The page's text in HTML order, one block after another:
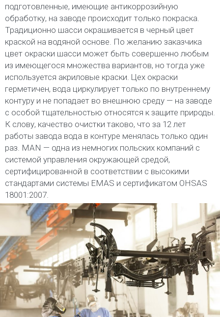
подготовленные, имеющие антикоррозийную
обработку, на заводе происходит только покраска.
Традиционно шасси окрашивается в черный цвет
краской на водяной основе. По желанию заказчика
цвет окраски шасси может быть совершенно любым
из имеющегося множества вариантов, но тогда уже
используется акриловые краски. Цех окраски
герметичен, вода циркулирует только по внутреннему
контуру и не попадает во внешнюю среду — на заводе
с особой тщательностью относятся к защите природы.
К слову, качество очистки таково, что за 12 лет
работы завода вода в контуре менялась только один
раз. MAN — одна из немногих польских компаний с
системой управления окружающей средой,
сертифицированной в соответствии с высокими
стандартами системы EMAS и сертификатом OHSAS
18001:2007.